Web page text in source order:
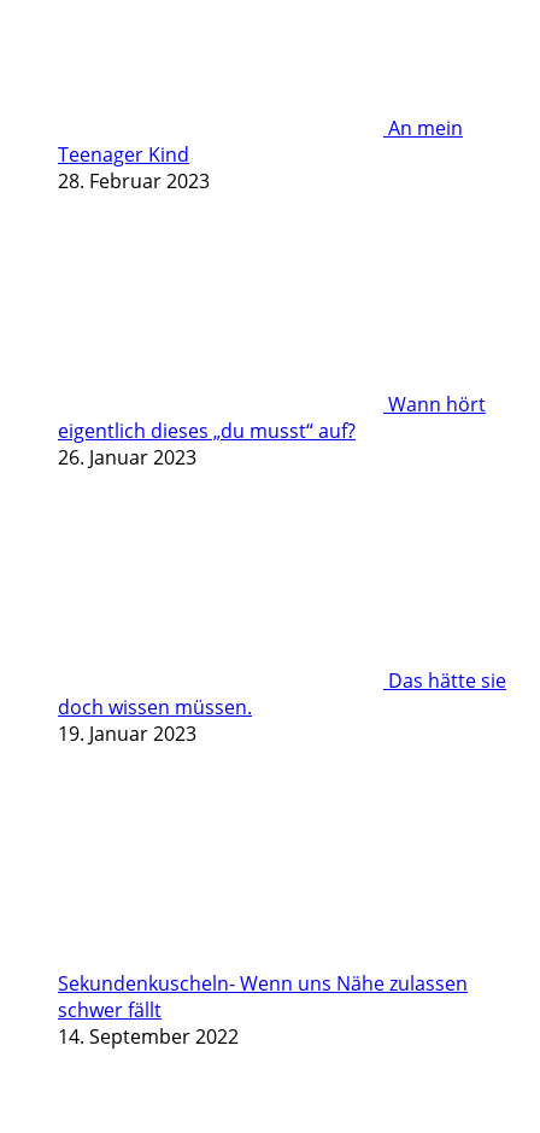
An mein
Teenager Kind
28. Februar 2023
Wann hört
eigentlich dieses „du musst“ auf?
26. Januar 2023
Das hätte sie
doch wissen müssen.
19. Januar 2023
Sekundenkuscheln- Wenn uns Nähe zulassen
schwer fällt
14. September 2022